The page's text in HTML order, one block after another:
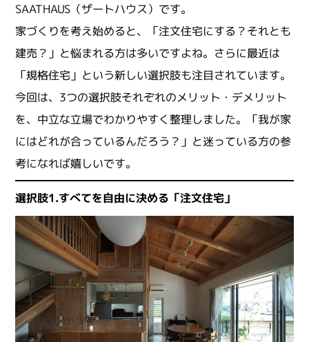
SAATHAUS（ザートハウス）です。
家づくりを考え始めると、「注文住宅にする？それとも
建売？」と悩まれる方は多いですよね。さらに最近は
「規格住宅」という新しい選択肢も注目されています。
今回は、3つの選択肢それぞれのメリット・デメリット
を、中立な立場でわかりやすく整理しました。「我が家
にはどれが合っているんだろう？」と迷っている方の参
考になれば嬉しいです。
選択肢1.すべてを自由に決める「注文住宅」